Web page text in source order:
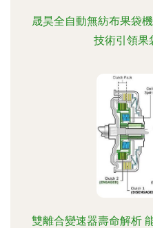
晟昊全自動無紡布果袋
技術引領果
雙離合變速器壽命解析